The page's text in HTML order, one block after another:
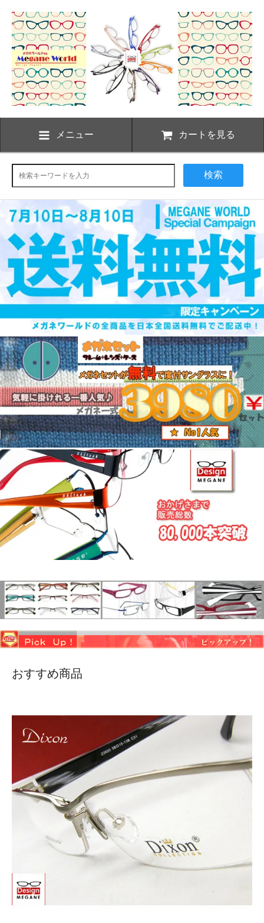
メニュー カートを見る
検索
おすすめ商品